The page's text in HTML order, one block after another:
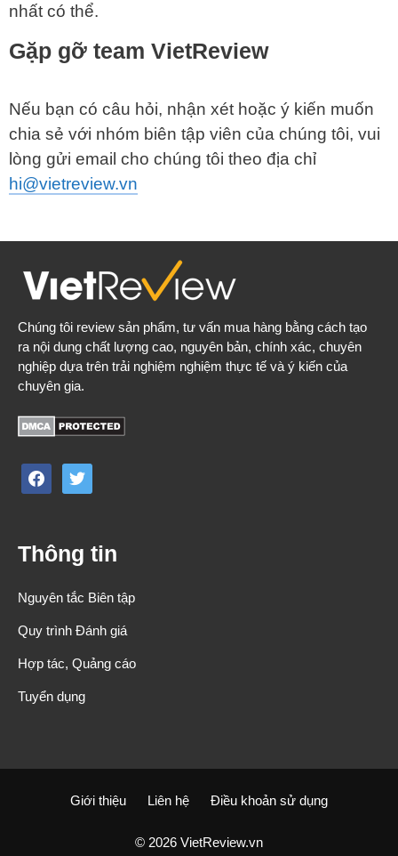
nhất có thể.
Gặp gỡ team VietReview
Nếu bạn có câu hỏi, nhận xét hoặc ý kiến ​​muốn
chia sẻ với nhóm biên tập viên của chúng tôi, vui
lòng gửi email cho chúng tôi theo địa chỉ
hi@vietreview.vn
Chúng tôi review sản phẩm, tư vấn mua hàng bằng cách tạo
ra nội dung chất lượng cao, nguyên bản, chính xác, chuyên
nghiệp dựa trên trải nghiệm nghiệm thực tế và ý kiến của
chuyên gia.
facebooktwitter
Thông tin
Nguyên tắc Biên tập
Quy trình Đánh giá
Hợp tác, Quảng cáo
Tuyển dụng
Giới thiệu Liên hệ Điều khoản sử dụng
© 2026 VietReview.vn